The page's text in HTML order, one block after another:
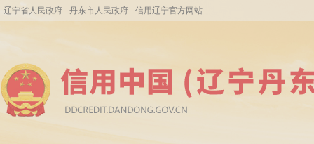
辽宁省人民政府 丹东市人民政府 信用辽宁官方网站